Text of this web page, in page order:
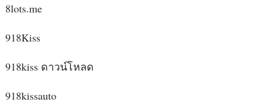
8lots.me
918Kiss
918kiss ดาวน์โหลด
918kissauto